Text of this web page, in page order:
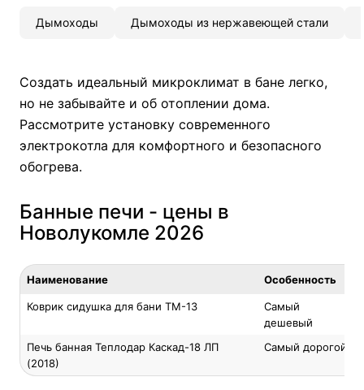
Дымоходы Дымоходы из нержавеющей стали
Создать идеальный микроклимат в бане легко,
но не забывайте и об отоплении дома.
Рассмотрите установку современного
электрокотла для комфортного и безопасного
обогрева.
Банные печи - цены в
Новолукомле 2026
Наименование Особенность
Коврик сидушка для бани ТМ-13
Самый
дешевый
Печь банная Теплодар Каскад-18 ЛП
(2018)
Самый дорогой